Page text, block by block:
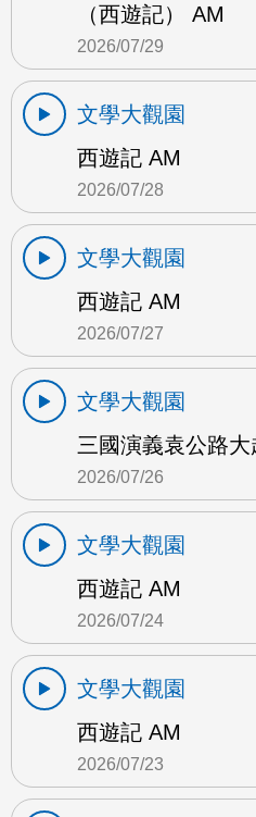
（西遊記） AM
2026/07/29
文學大觀園
西遊記 AM
2026/07/28
文學大觀園
西遊記 AM
2026/07/27
文學大觀園
三國演義袁公路
2026/07/26
文學大觀園
西遊記 AM
2026/07/24
文學大觀園
西遊記 AM
2026/07/23